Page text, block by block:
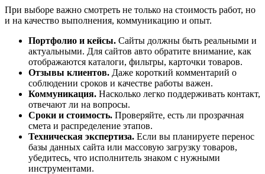
При выборе важно смотреть не только на стоимость работ, но
и на качество выполнения, коммуникацию и опыт.
Портфолио и кейсы. Сайты должны быть реальными и
актуальными. Для сайтов авто обратите внимание, как
отображаются каталоги, фильтры, карточки товаров.
Отзывы клиентов. Даже короткий комментарий о
соблюдении сроков и качестве работы важен.
Коммуникация. Насколько легко поддерживать контакт,
отвечают ли на вопросы.
Сроки и стоимость. Проверяйте, есть ли прозрачная
смета и распределение этапов.
Техническая экспертиза. Если вы планируете перенос
базы данных сайта или массовую загрузку товаров,
убедитесь, что исполнитель знаком с нужными
инструментами.